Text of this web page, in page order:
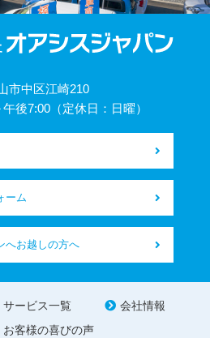
市中区江崎210
後7:00（定休日：日曜）
ーム
へお越しの方へ
サービス一覧
会社情報
お客様の喜びの声